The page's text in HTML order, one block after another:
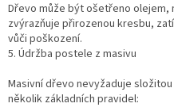
Dřevo může být ošetřeno olejem,
zvýrazňuje přirozenou kresbu,
vůči poškození.
5. Údržba postele z masivu
Masivní dřevo nevyžaduje
několik základních pravidel: